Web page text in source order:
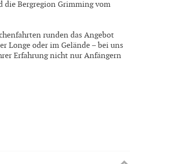
die Bergregion Grimming vom
runden das Angebot
Longe oder im Gelände – bei uns
Erfahrung nicht nur Anfängern